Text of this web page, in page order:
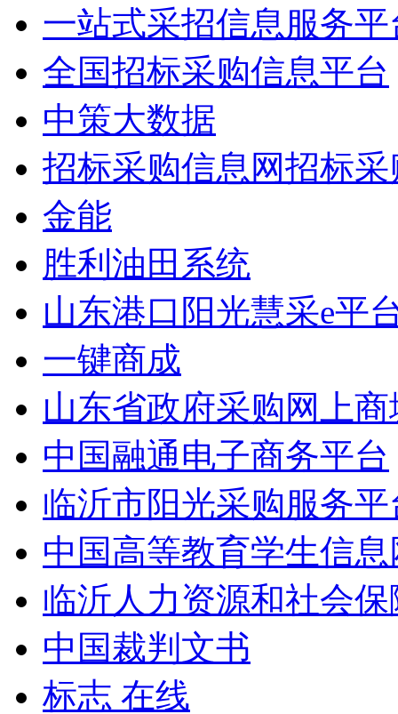
一站式采招信息服务平
全国招标采购信息平台
中策大数据
招标采购信息网招标
金能
胜利油田系统
山东港口阳光慧采e平
一键商成
山东省政府采购网上商
中国融通电子商务平台
临沂市阳光采购服务平
中国高等教育学生信
临沂人力资源和社会保
中国裁判文书
标志 在线